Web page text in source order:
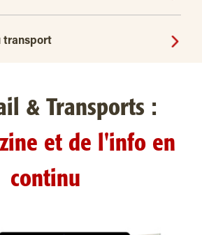
transport
& Transports :
et de l'info en
continu